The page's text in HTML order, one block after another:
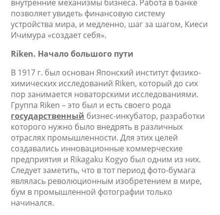
внутренние механизмы бизнеса. Работа в банке
позволяет увидеть финансовую систему
устройства мира, и медленно, шаг за шагом, Киеси
Ичимура «создает себя».
Riken. Начало большого пути
В 1917 г. был основан Японский институт физико-
химических исследований Riken, который до сих
пор занимается новаторскими исследованиями.
Группа Riken – это был и есть своего рода
государственный бизнес-инкубатор, разработки
которого нужно было внедрять в различных
отраслях промышленности. Для этих целей
создавались инновационные коммерческие
предприятия и Rikagaku Kogyo был одним из них.
Следует заметить, что в тот период фото-бумага
являлась революционным изобретением в мире,
бум в промышленной фотографии только
начинался.